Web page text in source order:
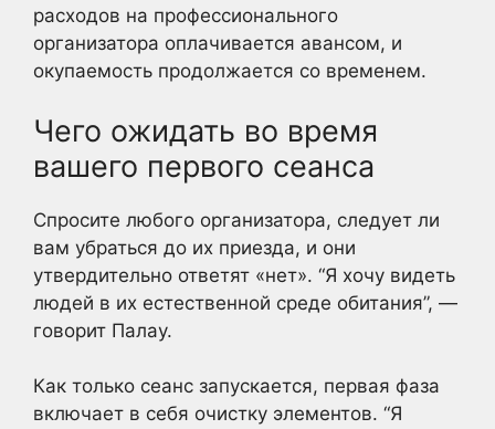
расходов на профессионального
организатора оплачивается авансом, и
окупаемость продолжается со временем.
Чего ожидать во время
вашего первого сеанса
Спросите любого организатора, следует ли
вам убраться до их приезда, и они
утвердительно ответят «нет». “Я хочу видеть
людей в их естественной среде обитания”, —
говорит Палау.
Как только сеанс запускается, первая фаза
включает в себя очистку элементов. “Я